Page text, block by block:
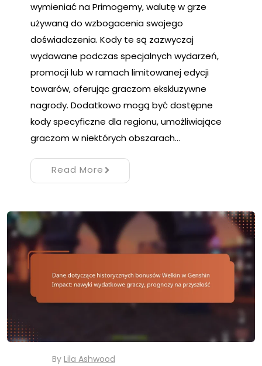
wymieniać na Primogemy, walutę w grze
używaną do wzbogacenia swojego
doświadczenia. Kody te są zazwyczaj
wydawane podczas specjalnych wydarzeń,
promocji lub w ramach limitowanej edycji
towarów, oferując graczom ekskluzywne
nagrody. Dodatkowo mogą być dostępne
kody specyficzne dla regionu, umożliwiające
graczom w niektórych obszarach…
Read More
By Lila Ashwood